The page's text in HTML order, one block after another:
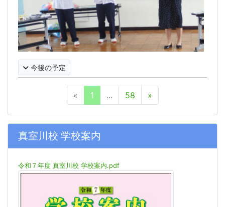
真室川校 学校案内
令和７年度 真室川校 学校案内.pdf
今後の予定
« 1 ... 58 »